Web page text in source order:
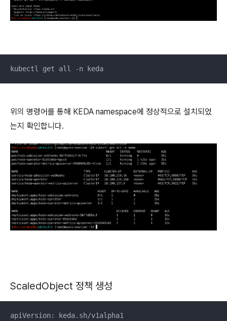
kubectl get all -n keda
위의 명령어를 통해 KEDA namespace에 정상적으로 설치되었
는지 확인합니다.
ScaledObject 정책 생성
apiVersion: keda.sh/v1alpha1